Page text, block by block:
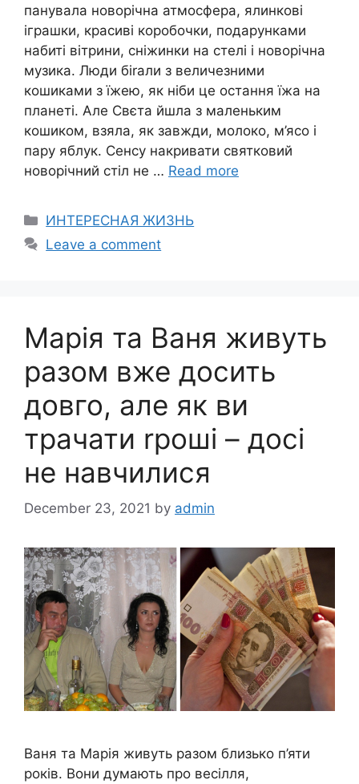
панувала новорічна атмосфера, ялинкові
іграшки, красиві коробочки, подарунками
набиті вітрини, сніжинки на стелі і новорічна
музика. Люди біrали з величезними
кошиками з їжею, як ніби це остання їжа на
планеті. Але Свєта йшла з маленьким
кошиком, взяла, як завжди, молоко, м’ясо і
пару яблук. Сенсу накривати святковий
новорічний стіл не … Read more
Categories
ИНТЕРЕСНАЯ ЖИЗНЬ
Leave a comment
Марія та Ваня живуть
разом вже досить
довго, але як ви
трачати rроші – досі
не навчилися
December 23, 2021 by admin
Ваня та Марія живуть разом близько п’яти
років. Вони думають про весілля,